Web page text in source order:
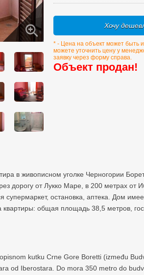
Хочу
* - Цена на объект может быть
можете уточнить цену у
заявку через форму справа.
Объект продан!
в живописном уголке Черногории
дорогу от Лукко Маре, в 200 метрах
супермаркет, остановка, аптека. Дом
квартиры: общая площадь 38,5 метров,
kutku Crne Gore Boretti (između
od Iberostara. Do mora 350 metro do